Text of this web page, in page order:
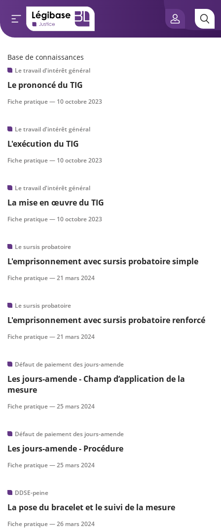
connaissances
vue de l’expert
Base de connaissances
Le travail d'intérêt général
Le prononcé du TIG
Fiche pratique — 10 octobre 2023
Le travail d'intérêt général
L'exécution du TIG
Fiche pratique — 10 octobre 2023
Le travail d'intérêt général
La mise en œuvre du TIG
Fiche pratique — 10 octobre 2023
Le sursis probatoire
L'emprisonnement avec sursis probatoire simple
Fiche pratique —21 mars 2024
Le sursis probatoire
L'emprisonnement avec sursis probatoire renforcé
Fiche pratique —21 mars 2024
Défaut de paiement des jours-amende
Les jours-amende - Champ d’application de la
mesure
Fiche pratique —25 mars 2024
Défaut de paiement des jours-amende
Les jours-amende - Procédure
Fiche pratique —25 mars 2024
DDSE-peine
La pose du bracelet et le suivi de la mesure
Fiche pratique —26 mars 2024